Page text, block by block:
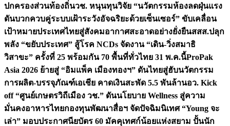
ปกครองส่วนท้องถิ่นวช. หนุนทุนวิจัย “นวัตกรรมห้องลดฝุ่นแรง
ดันบวกควบคู่ระบบเฝ้าระวังอัจฉริยะด้วยเซ็นเซอร์” ขับเคลื่อน
เป้าหมายประเทศไทยสู่สังคมอากาศสะอาดอย่างยั่งยืนสสส.ปลุก
พลัง “ขยับประเทศ” สู้โรค NCDs จัดงาน “เดิน-วิ่งสมาธิ
วิสาขะ” ครั้งที่ 25 พร้อมกัน 70 พื้นที่ทั่วไทย 31 พ.ค.นี้ProPak
Asia 2026 ย้ายสู่ “อิมแพ็ค เมืองทองฯ” ดันไทยสู่ฮับนวัตกรรม
การผลิต-บรรจุภัณฑ์เอเชีย คาดเงินสะพัด 5.5 พันล้านอว. Kick
off “ศูนย์เกษตรวิถีเมือง วช.” ดันนโยบาย Wellness สู่ความ
มั่นคงอาหารไทยกองทุนพัฒนาสื่อฯ จัดปัจฉิมนิเทศ “Young จะ
เล่า” มอบประกาศนียบัตร 60 มัคคุเทศก์น้อยแห่งสยาม ปั้นนัก